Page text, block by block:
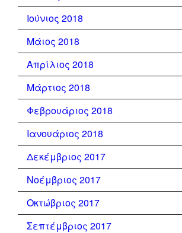
Ιούνιος 2018
Μάιος 2018
Απρίλιος 2018
Μάρτιος 2018
Φεβρουάριος 2018
Ιανουάριος 2018
Δεκέμβριος 2017
Νοέμβριος 2017
Οκτώβριος 2017
Σεπτέμβριος 2017